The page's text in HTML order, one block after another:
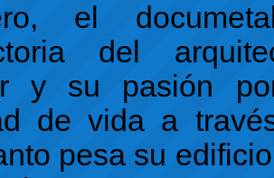
el
del
y su pasión
de vida a
pesa su